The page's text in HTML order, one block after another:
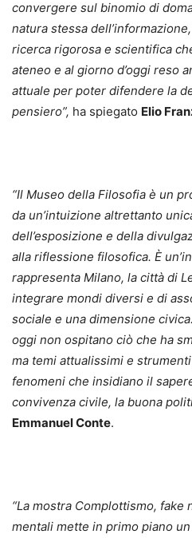
convergere sul binomio di
natura stessa
ricerca rigorosa e scientifica
ateneo e al giorno d’oggi reso
attuale per poter difendere la
pensiero”, ha spiegato Elio
“Il Museo della Filosofia è un
da un’intuizione altrettanto
dell’esposizione e della
alla riflessione filosofica. È
rappresenta Milano, la città di
integrare mondi diversi e di
sociale e una dimensione
oggi non ospitano ciò che ha
ma temi attualissimi e
fenomeni che insidiano il
convivenza civile, la buona
Emmanuel Conte.
“La mostra Complottismo, fake
mentali mette in primo piano